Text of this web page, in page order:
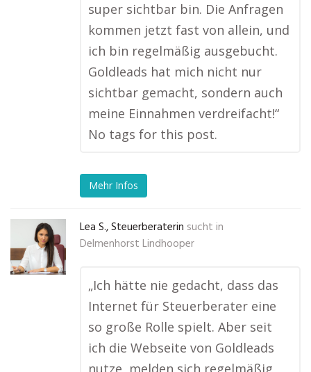
super sichtbar bin. Die Anfragen
kommen jetzt fast von allein, und
ich bin regelmäßig ausgebucht.
Goldleads hat mich nicht nur
sichtbar gemacht, sondern auch
meine Einnahmen verdreifacht!“
No tags for this post.
Mehr Infos
Lea S., Steuerberaterin sucht in
Delmenhorst Lindhooper
„Ich hätte nie gedacht, dass das
Internet für Steuerberater eine
so große Rolle spielt. Aber seit
ich die Webseite von Goldleads
nutze, melden sich regelmäßig